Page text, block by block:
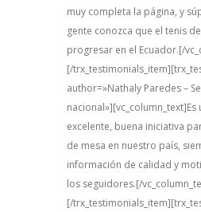
muy completa la página, y
gente conozca que el tenis
progresar en el Ecuador.[/
[/
author=»Nathaly Paredes –
nacional»][vc_column_text]Es
excelente, buena iniciativa
de mesa en nuestro país,
información de calidad y
los seguidores.[/
[/